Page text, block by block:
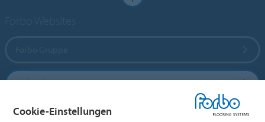
Forbo Flooring Systems
Forbo Movement Systems
Cookie-Einstellungen